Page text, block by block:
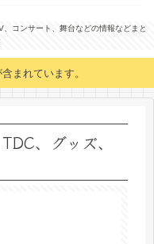
コンサート、舞台などの情報などまと
まれています。
、グッズ、